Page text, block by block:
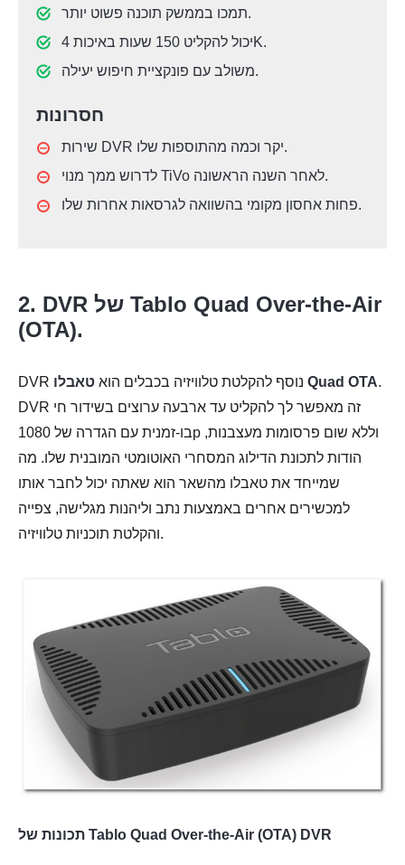
תמכו בממשק תוכנה פשוט יותר.
יכול להקליט 150 שעות באיכות 4K.
משולב עם פונקציית חיפוש יעילה.
חסרונות
שירות DVR יקר וכמה מהתוספות שלו.
לדרוש ממך מנוי TiVo לאחר השנה הראשונה.
פחות אחסון מקומי בהשוואה לגרסאות אחרות שלו.
2. DVR של Tablo Quad Over-the-Air
(OTA).
DVR נוסף להקלטת טלוויזיה בכבלים הוא טאבלו Quad OTA.
DVR זה מאפשר לך להקליט עד ארבעה ערוצים בשידור חי
בו-זמנית עם הגדרה של 1080p וללא שום פרסומות מעצבנות,
הודות לתכונת הדילוג המסחרי האוטומטי המובנית שלו. מה
שמייחד את טאבלו מהשאר הוא שאתה יכול לחבר אותו
למכשירים אחרים באמצעות נתב וליהנות מגלישה, צפייה
והקלטת תוכניות טלוויזיה.
תכונות של Tablo Quad Over-the-Air (OTA) DVR